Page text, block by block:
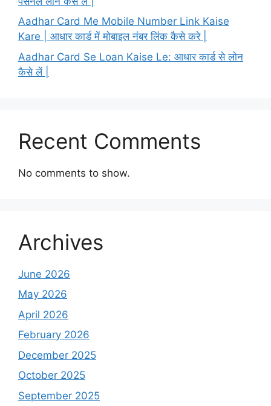
Aadhar Card Me Mobile Number Link Kaise
Kare | आधार कार्ड में मोबाइल नंबर लिंक कैसे करे |
Aadhar Card Se Loan Kaise Le: आधार कार्ड से लोन
कैसे लें |
Recent Comments
No comments to show.
Archives
June 2026
May 2026
April 2026
February 2026
December 2025
October 2025
September 2025